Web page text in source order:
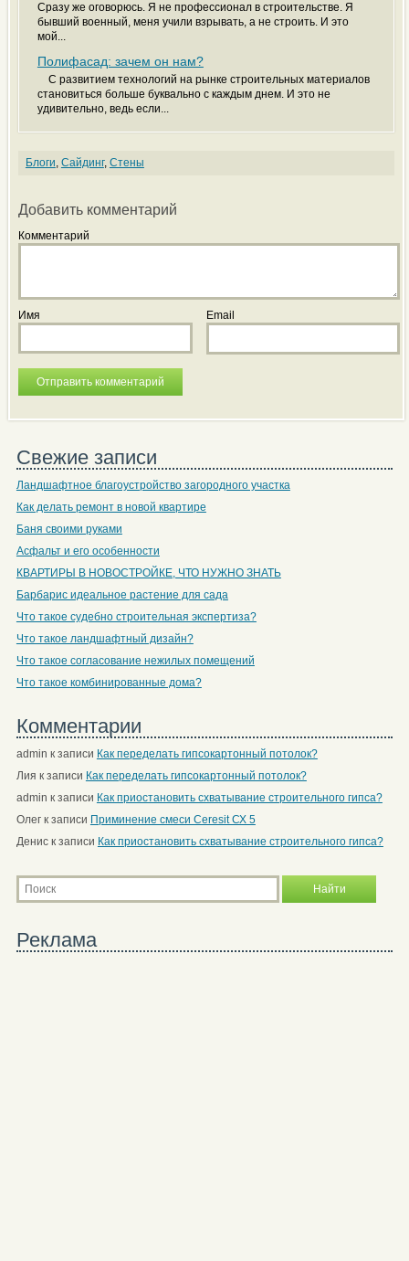
Сразу же оговорюсь. Я не профессионал в строительстве. Я
бывший военный, меня учили взрывать, а не строить. И это
мой...
Полифасад: зачем он нам?
С развитием технологий на рынке строительных материалов
становиться больше буквально с каждым днем. И это не
удивительно, ведь если...
Блоги, Сайдинг, Стены
Добавить комментарий
Комментарий
Имя Email
Свежие записи
Ландшафтное благоустройство загородного участка
Как делать ремонт в новой квартире
Баня своими руками
Асфальт и его особенности
КВАРТИРЫ В НОВОСТРОЙКЕ, ЧТО НУЖНО ЗНАТЬ
Барбарис идеальное растение для сада
Что такое судебно строительная экспертиза?
Что такое ландшафтный дизайн?
Что такое согласование нежилых помещений
Что такое комбинированные дома?
Комментарии
admin к записи Как переделать гипсокартонный потолок?
Лия к записи Как переделать гипсокартонный потолок?
admin к записи Как приостановить схватывание строительного гипса?
Олегк записи Приминение смеси Ceresit СХ 5
Дениск записи Как приостановить схватывание строительного гипса?
Реклама